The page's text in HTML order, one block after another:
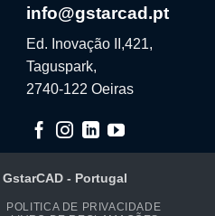
info@gstarcad.pt
Ed. Inovação II,421,
Taguspark,
2740-122 Oeiras
GstarCAD - Portugal
POLITICA DE PRIVACIDADE